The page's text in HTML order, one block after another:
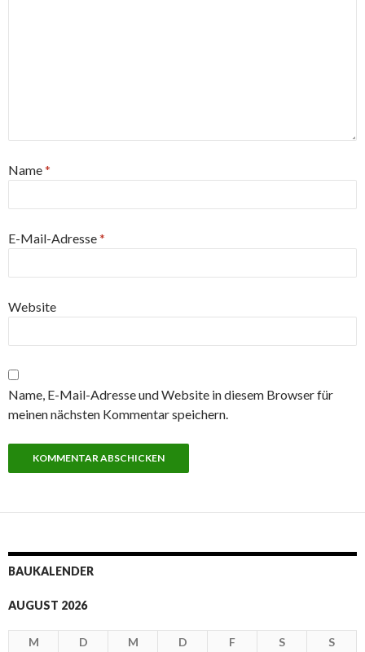
Name*
E-Mail-Adresse*
Website
Name, E-Mail-Adresse und Website in diesem Browser für
meinen nächsten Kommentar speichern.
BAUKALENDER
AUGUST 2026
M D M D F S S